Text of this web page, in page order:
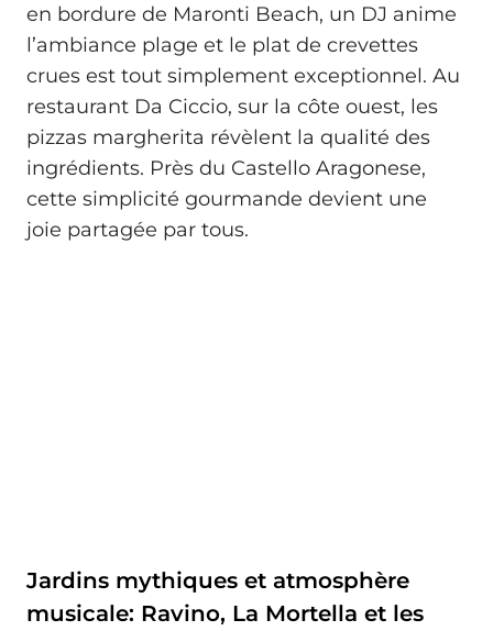
en bordure de Maronti Beach, un DJ anime
l’ambiance plage et le plat de crevettes
crues est tout simplement exceptionnel. Au
restaurant Da Ciccio, sur la côte ouest, les
pizzas margherita révèlent la qualité des
ingrédients. Près du Castello Aragonese,
cette simplicité gourmande devient une
joie partagée par tous.
Jardins mythiques et atmosphère
musicale: Ravino, La Mortella et les